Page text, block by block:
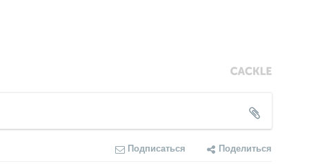
Подписаться Поделиться